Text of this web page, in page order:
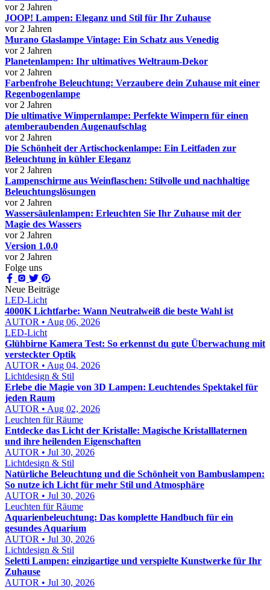
vor 2 Jahren
JOOP! Lampen: Eleganz und Stil für Ihr Zuhause
vor 2 Jahren
Murano Glaslampe Vintage: Ein Schatz aus Venedig
vor 2 Jahren
Planetenlampen: Ihr ultimatives Weltraum-Dekor
vor 2 Jahren
Farbenfrohe Beleuchtung: Verzaubere dein Zuhause mit einer
Regenbogenlampe
vor 2 Jahren
Die ultimative Wimpernlampe: Perfekte Wimpern für einen
atemberaubenden Augenaufschlag
vor 2 Jahren
Die Schönheit der Artischockenlampe: Ein Leitfaden zur
Beleuchtung in kühler Eleganz
vor 2 Jahren
Lampenschirme aus Weinflaschen: Stilvolle und nachhaltige
Beleuchtungslösungen
vor 2 Jahren
Wassersäulenlampen: Erleuchten Sie Ihr Zuhause mit der
Magie des Wassers
vor 2 Jahren
Version 1.0.0
vor 2 Jahren
Folge uns
Neue Beiträge
LED-Licht
4000K Lichtfarbe: Wann Neutralweiß die beste Wahl ist
AUTOR • Aug 06, 2026
LED-Licht
Glühbirne Kamera Test: So erkennst du gute Überwachung mit
versteckter Optik
AUTOR • Aug 04, 2026
Lichtdesign & Stil
Erlebe die Magie von 3D Lampen: Leuchtendes Spektakel für
jeden Raum
AUTOR • Aug 02, 2026
Leuchten für Räume
Entdecke das Licht der Kristalle: Magische Kristalllaternen
und ihre heilenden Eigenschaften
AUTOR • Jul 30, 2026
Lichtdesign & Stil
Natürliche Beleuchtung und die Schönheit von Bambuslampen:
So nutze ich Licht für mehr Stil und Atmosphäre
AUTOR • Jul 30, 2026
Leuchten für Räume
Aquarienbeleuchtung: Das komplette Handbuch für ein
gesundes Aquarium
AUTOR • Jul 30, 2026
Lichtdesign & Stil
Seletti Lampen: einzigartige und verspielte Kunstwerke für Ihr
Zuhause
AUTOR • Jul 30, 2026